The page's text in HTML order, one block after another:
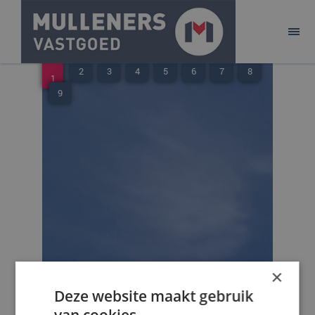
ONTWIKKELEN
BELEGGEN
AANBOD
1
2 3 4 5 6 7
8
9
×
Deze website maakt gebruik